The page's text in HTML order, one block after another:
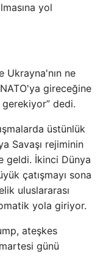
yol
Ukrayna'nın ne
gireceğine
dedi.
üstünlük
Savaşı rejiminin
geldi. İkinci Dünya
çatışmayı sona
uluslararası
yola giriyor.
ateşkes
günü